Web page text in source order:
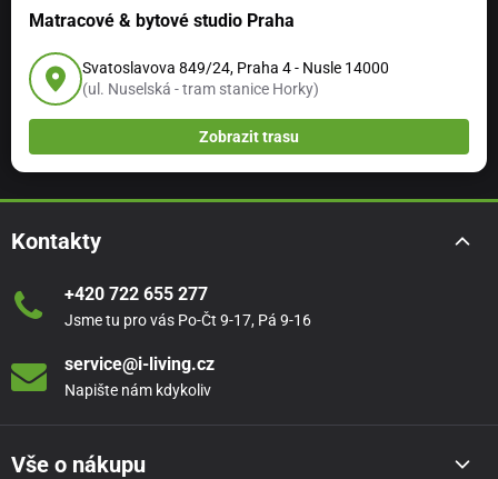
Matracové & bytové studio Praha
Svatoslavova 849/24, Praha 4 - Nusle 14000
(ul. Nuselská - tram stanice Horky)
Zobrazit trasu
Kontakty
+420 722 655 277
Jsme tu pro vás Po-Čt 9-17, Pá 9-16
service@i-living.cz
Napište nám kdykoliv
Vše o nákupu